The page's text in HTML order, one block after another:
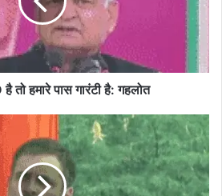
तो हमारे पास गारंटी है: गहलोत